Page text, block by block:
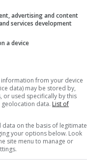
di recupero
Spalletti.
In vista di
Nicolò
advertising and content
services development
a device
from your device
data) may be stored by,
or used specifically by this
geolocation data. List of
on the basis of legitimate
your options below. Look
site menu to manage or